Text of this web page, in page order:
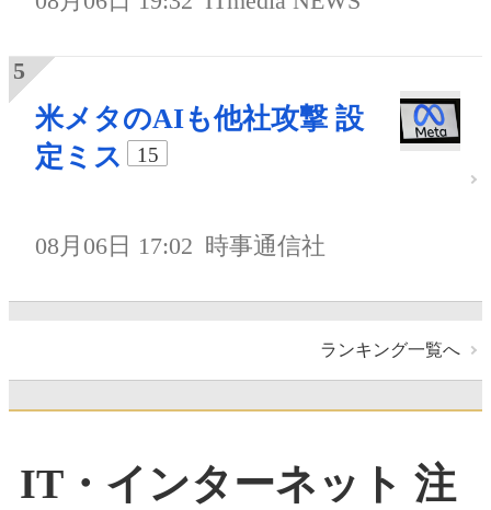
米メタのAIも他社攻撃 設
定ミス
15
08月06日 17:02 時事通信社
ランキング一覧へ
IT・インターネット 注